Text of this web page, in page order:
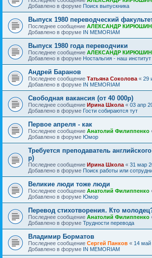
Добавлено в форуме Поиск выпускника
Выпуск 1980 переводческий
Последнее сообщение АЛЕКСАНДР КИРЮШИН
Добавлено в форуме IN MEMORIAM
Выпуск 1980 года переводчики
Последнее сообщение АЛЕКСАНДР КИРЮШИН
Добавлено в форуме Ностальгия - наш институт
Андрей Баранов
Последнее сообщение Татьяна Соколова « 29
Добавлено в форуме IN MEMORIAM
Свободная вакансия (от 40 000р)
Последнее сообщение Ирина Школа « 03 апр
Добавлено в форуме Гости собираются тут
Первое апреля - как
Последнее сообщение Анатолий Филиппенко
Добавлено в форуме Юмор
Требуется преподаватель
р)
Последнее сообщение Ирина Школа « 31 мар
Добавлено в форуме Поиск работы или
Великие люди тоже люди
Последнее сообщение Анатолий Филиппенко
Добавлено в форуме Юмор
Перевод стихотворения. Кто
Последнее сообщение Анатолий Филиппенко
Добавлено в форуме Трудности перевода
Владимир Борматов
Последнее сообщение Сергей Панков « 14 май
Добавлено в форуме IN MEMORIAM